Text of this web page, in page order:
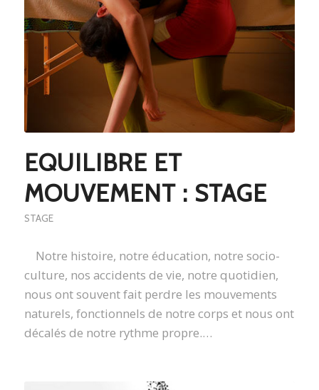
EQUILIBRE ET
MOUVEMENT : STAGE
STAGE
Notre histoire, notre éducation, notre socio-
culture, nos accidents de vie, notre quotidien,
nous ont souvent fait perdre les mouvements
naturels, fonctionnels de notre corps et nous ont
décalés de notre rythme propre.…